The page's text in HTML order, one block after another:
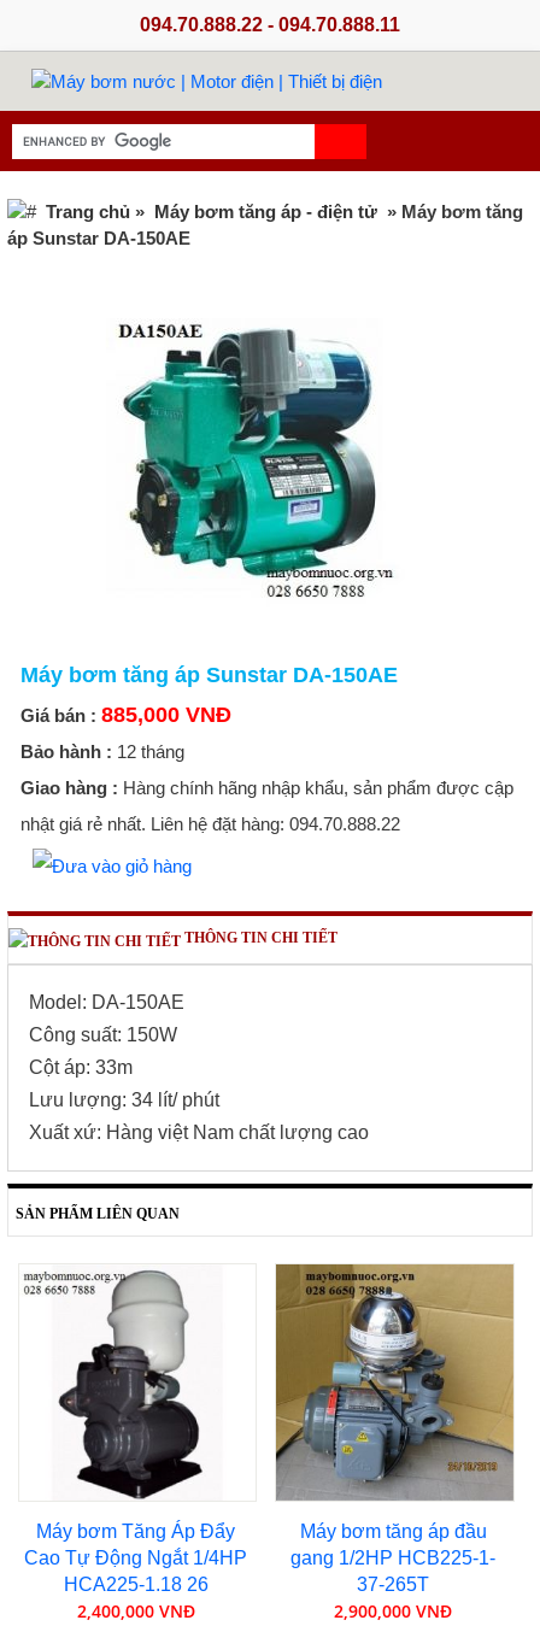
094.70.888.22 - 094.70.888.11
Trang chủ » Máy bơm tăng áp - điện tử » Máy bơm tăng
áp Sunstar DA-150AE
Máy bơm tăng áp Sunstar DA-150AE
Giá bán : 885,000 VNĐ
Bảo hành : 12 tháng
Giao hàng : Hàng chính hãng nhập khẩu, sản phẩm được cập
nhật giá rẻ nhất. Liên hệ đặt hàng: 094.70.888.22
THÔNG TIN CHI TIẾT
Model: DA-150AE
Công suất: 150W
Cột áp: 33m
Lưu lượng: 34 lít/ phút
Xuất xứ: Hàng việt Nam chất lượng cao
SẢN PHẨM LIÊN QUAN
Máy bơm Tăng Áp Đẩy
Cao Tự Động Ngắt 1/4HP
HCA225-1.18 26
2,400,000 VNĐ
Máy bơm tăng áp đầu
gang 1/2HP HCB225-1-
37-265T
2,900,000 VNĐ